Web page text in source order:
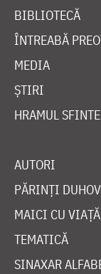
BIBLIOTECĂ
ÎNTREABĂ
MEDIA
ȘTIRI
HRAMUL
AUTORI
PĂRINȚI
MAICI CU
TEMATICĂ
SINAXAR